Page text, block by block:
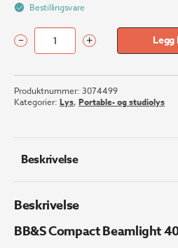
Bestillingsvare
BB&S
Beamlight
4000K
antall
– +
Produktnummer: 3074499
Kategorier: Lys, Portable- og studiolys
Beskrivelse
Beskrivelse
BB&S Compact Beamlight